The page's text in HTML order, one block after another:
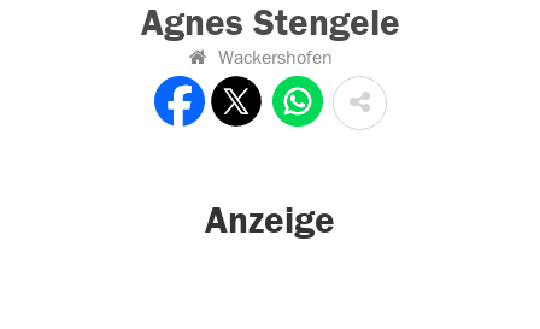
Agnes Stengele
Wackershofen
Anzeige